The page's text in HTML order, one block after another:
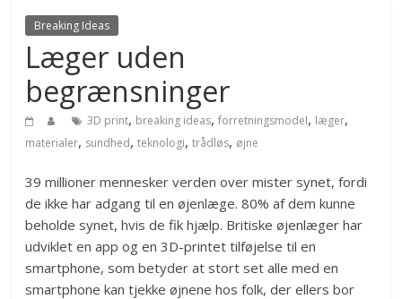
Breaking Ideas
Læger uden
begrænsninger
3D print, breaking ideas,forretningsmodel, læger,
materialer, sundhed,teknologi,trådløs, øjne
39 millioner mennesker verden over mister synet, fordi
de ikke har adgang til en øjenlæge. 80% af dem kunne
beholde synet, hvis de fik hjælp. Britiske øjenlæger har
udviklet en app og en 3D-printet tilføjelse til en
smartphone, som betyder at stort set alle med en
smartphone kan tjekke øjnene hos folk, der ellers bor